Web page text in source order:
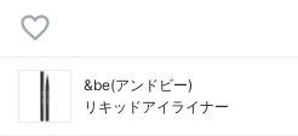
&be(アンドビー)
リキッドアイライナー